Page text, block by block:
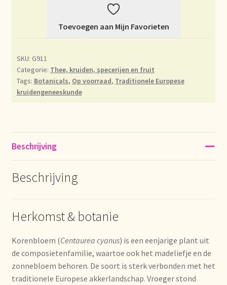
Envío y entrega
Expédition et livraison
Food safety
Impressum
Impressum
Lagerangelegenheiten
Lebensmittelsicherheit
Toevoegen aan Mijn Favorieten
SKU: G911
Categorie: Thee, kruiden, specerijen en fruit
Tags: Botanicals, Op voorraad, Traditionele Europese
kruidengeneeskunde
Beschrijving
Beschrijving
Herkomst & botanie
Korenbloem (Centaurea cyanus) is een eenjarige plant uit
de composietenfamilie, waartoe ook het madeliefje en de
zonnebloem behoren. De soort is sterk verbonden met het
traditionele Europese akkerlandschap. Vroeger stond